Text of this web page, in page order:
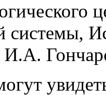
системы,
И.А.